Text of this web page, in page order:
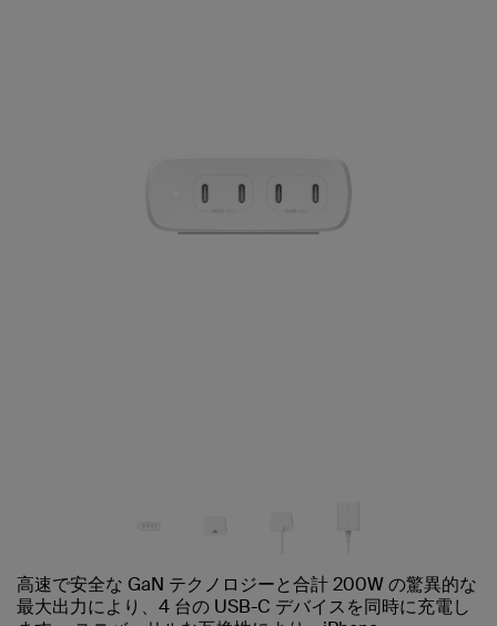
高速で安全な GaN テクノロジーと合計 200W の驚異的な
最大出力により、4 台の USB-C デバイスを同時に充電し